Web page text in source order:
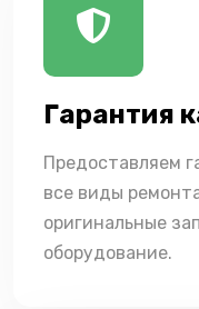
Гарантия
Предоставляем
все виды
оригинальные
оборудование.